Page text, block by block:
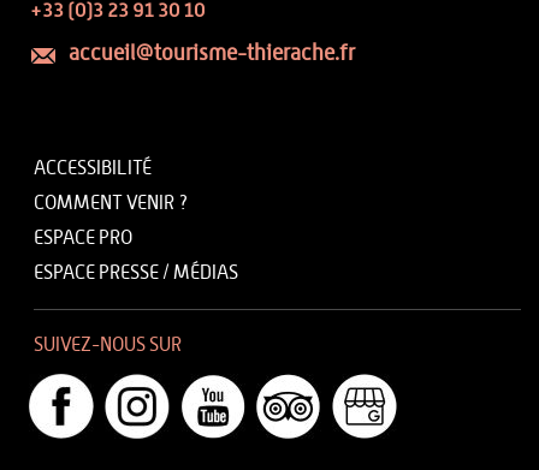
+33 (0)3 23 91 30 10
accueil@tourisme-thierache.fr
ACCESSIBILITÉ
COMMENT VENIR ?
ESPACE PRO
ESPACE PRESSE / MÉDIAS
SUIVEZ-NOUS SUR